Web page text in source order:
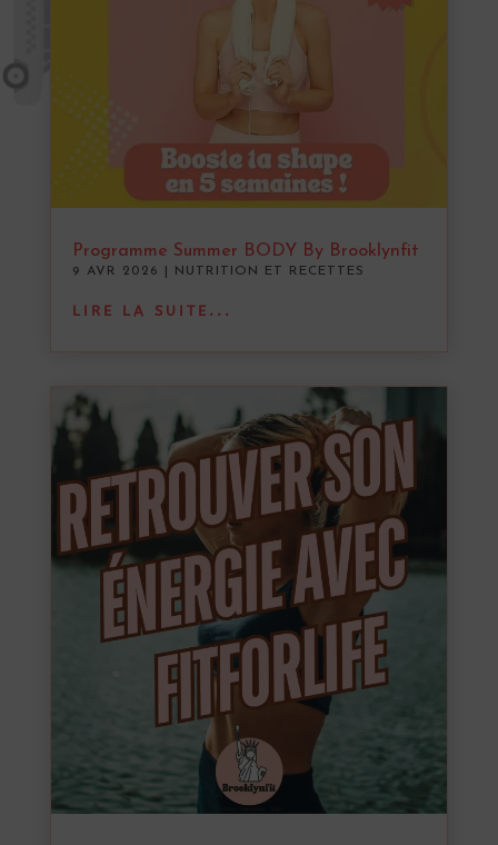
Programme Summer BODY By Brooklynfit
9 AVR 2026 NUTRITION ET RECETTES
LIRE LA SUITE...